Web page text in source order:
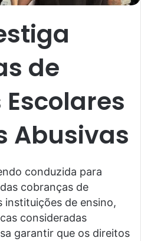
de
Abusivas
conduzida para
cobranças de
instituições de ensino,
consideradas
garantir que os direitos